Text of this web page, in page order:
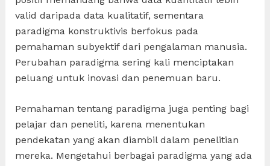
valid daripada data kualitatif, sementara
paradigma konstruktivis berfokus pada
pemahaman subyektif dari pengalaman manusia.
Perubahan paradigma sering kali menciptakan
peluang untuk inovasi dan penemuan baru.
Pemahaman tentang paradigma juga penting bagi
pelajar dan peneliti, karena menentukan
pendekatan yang akan diambil dalam penelitian
mereka. Mengetahui berbagai paradigma yang ada